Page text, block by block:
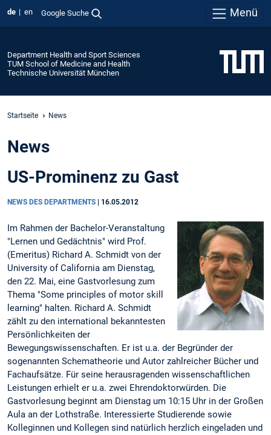
de en Google Suche Menü
Department Health and Sport Sciences
TUM School of Medicine and Health
Technische Universität München
Startseite News
News
US-Prominenz zu Gast
NEWS DES DEPARTMENTS 16.05.2012
Im Rahmen der Bachelor-Veranstaltung
"Lernen und Gedächtnis" wird Prof.
(Emeritus) Richard A. Schmidt von der
University of California am Dienstag,
den 22. Mai, eine Gastvorlesung zum
Thema "Some principles of motor skill
learning" halten. Richard A. Schmidt
zählt zu den international bekanntesten
Persönlichkeiten der
Bewegungswissenschaften. Er ist u.a. der Begründer der
sogenannten Schematheorie und Autor zahlreicher Bücher und
Fachaufsätze. Für seine herausragenden wissenschaftlichen
Leistungen erhielt er u.a. zwei Ehrendoktorwürden. Die
Gastvorlesung beginnt am Dienstag um 10:15 Uhr in der Großen
Aula an der Lothstraße. Interessierte Studierende sowie
Kolleginnen und Kollegen sind natürlich herzlich eingeladen und